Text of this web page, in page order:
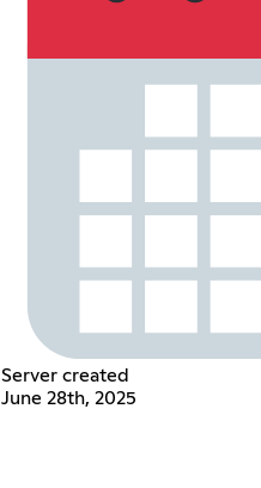
Server created
June 28th, 2025